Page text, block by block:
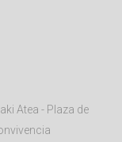
Atea - Plaza de